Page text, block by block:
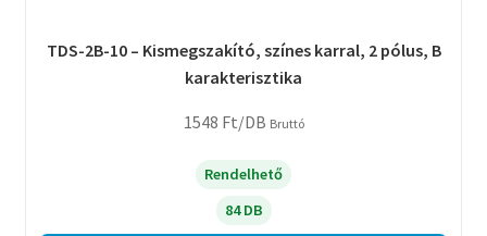
TDS-2B-10 – Kismegszakító, színes karral, 2 pólus, B
karakterisztika
1548 Ft/DB Bruttó
Rendelhető
84 DB